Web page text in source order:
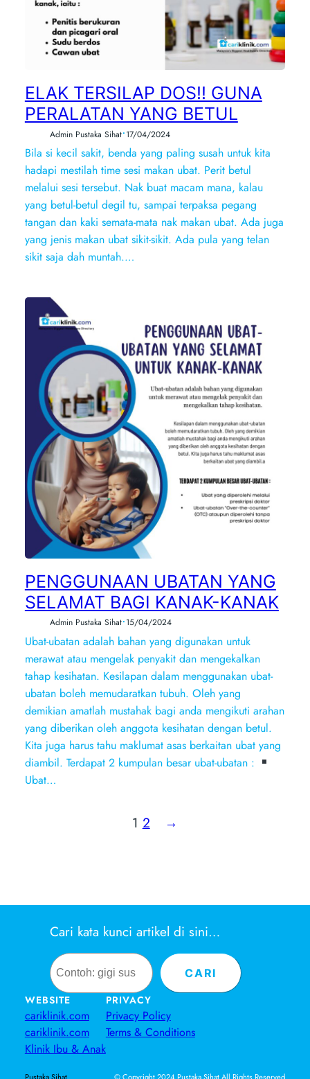
ELAK TERSILAP DOS!! GUNA
PERALATAN YANG BETUL
Admin Pustaka Sihat•17/04/2024
Bila si kecil sakit, benda yang paling susah untuk kita
hadapi mestilah time sesi makan ubat. Perit betul
melalui sesi tersebut. Nak buat macam mana, kalau
yang betul-betul degil tu, sampai terpaksa pegang
tangan dan kaki semata-mata nak makan ubat. Ada juga
yang jenis makan ubat sikit-sikit. Ada pula yang telan
sikit saja dah muntah.…
PENGGUNAAN UBATAN YANG
SELAMAT BAGI KANAK-KANAK
Admin Pustaka Sihat•15/04/2024
Ubat-ubatan adalah bahan yang digunakan untuk
merawat atau mengelak penyakit dan mengekalkan
tahap kesihatan. Kesilapan dalam menggunakan ubat-
ubatan boleh memudaratkan tubuh. Oleh yang
demikian amatlah mustahak bagi anda mengikuti arahan
yang diberikan oleh anggota kesihatan dengan betul.
Kita juga harus tahu maklumat asas berkaitan ubat yang
diambil. Terdapat 2 kumpulan besar ubat-ubatan :
Ubat…
1 2 →
Cari kata kunci artikel di sini…
Search
CARI
WEBSITE
cariklinik.com
cariklinik.com
Klinik Ibu & Anak
PRIVACY
Privacy Policy
Terms & Conditions
© Copyright 2024 Pustaka Sihat All Rights Reserved